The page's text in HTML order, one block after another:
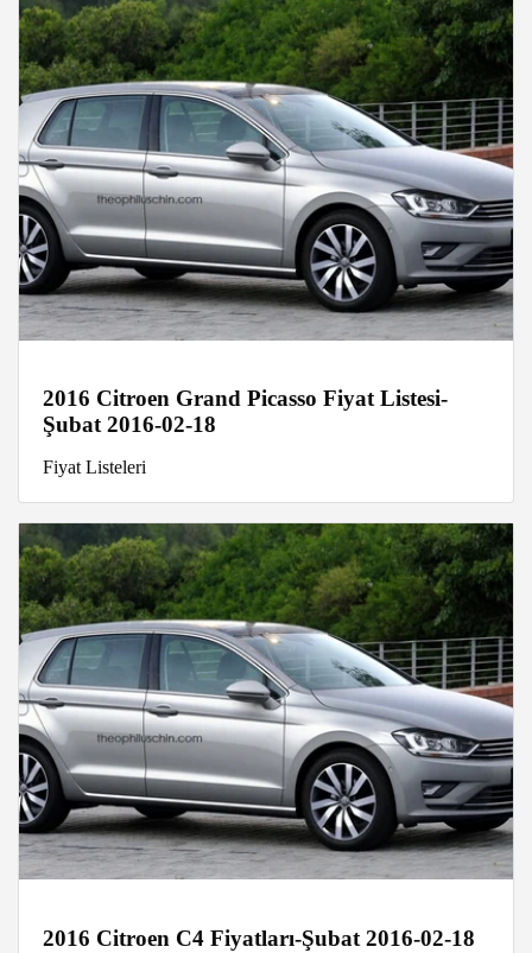
2016 Citroen Grand Picasso Fiyat Listesi-
Şubat 2016-02-18
Fiyat Listeleri
2016 Citroen C4 Fiyatları-Şubat 2016-02-18